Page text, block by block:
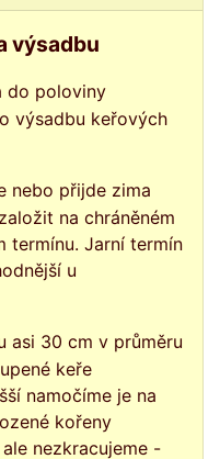
výsadbu
výsadbu keřových
na chráněném
termínu. Jarní termín
u
keře
namočíme je na
kořeny
nezkracujeme -